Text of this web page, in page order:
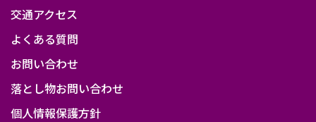
交通アクセス
よくある質問
お問い合わせ
落とし物お問い合わせ
個人情報保護方針